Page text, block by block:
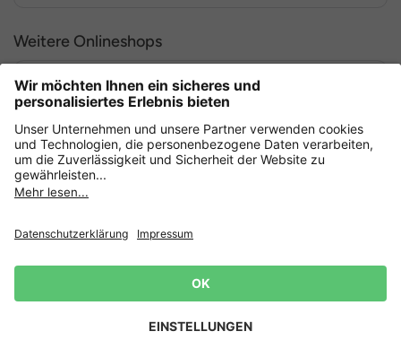
Weitere Onlineshops
Deutschland
Sicher einkaufen mit
AGB
Lieferbedingungen
Impressum Cookie Einstellungen